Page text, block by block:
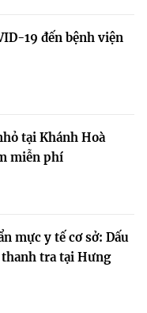
19 đến bệnh viện
tại Khánh Hoà
miễn phí
mực y tế cơ sở: Dấu
thanh tra tại Hưng